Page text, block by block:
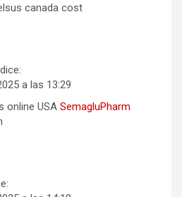
canada cost
dice:
a las 13:29
online USA SemagluPharm